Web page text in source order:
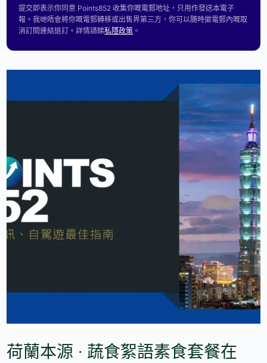
提交即表示你同意 Points852 收集你嘅電郵地址，只用作發送本電子
報。我哋唔會將你嘅電郵轉移或出售畀第三方，你可以隨時撳電郵內嘅取
消訂閱連結退訂。詳情請睇私隱政策 。
荷蘭本源 · 蔬食絮語素食套餐在